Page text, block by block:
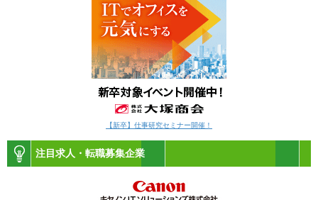
【新卒】仕事研究セミナー開催！
注目求人・転職募集企業